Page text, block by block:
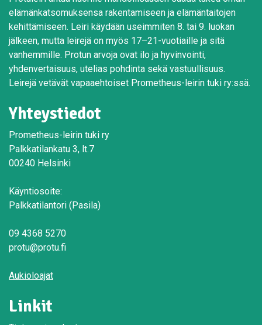
elämänkatsomuksensa rakentamiseen ja elämäntaitojen
kehittämiseen. Leiri käydään useimmiten 8. tai 9. luokan
jälkeen, mutta leirejä on myös 17–21-vuotiaille ja sitä
vanhemmille. Protun arvoja ovat ilo ja hyvinvointi,
yhdenvertaisuus, utelias pohdinta sekä vastuullisuus.
Leirejä vetävät vapaaehtoiset Prometheus-leirin tuki ry:ssä.
Yhteystiedot
Prometheus-leirin tuki ry
Palkkatilankatu 3, lt.7
00240 Helsinki
Käyntiosoite:
Palkkatilantori (Pasila)
09 4368 5270
protu@protu.fi
Aukioloajat
Linkit